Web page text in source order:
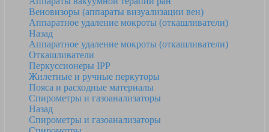
Веновизоры (аппараты визуализации вен)
Аппаратное удаление мокроты (откашливатели)
Назад
Аппаратное удаление мокроты (откашливатели)
Откашливатели
Перкуссионеры IPP
Жилетные и ручные перкуторы
Пояса и расходные материалы
Спирометры и газоанализаторы
Назад
Спирометры и газоанализаторы